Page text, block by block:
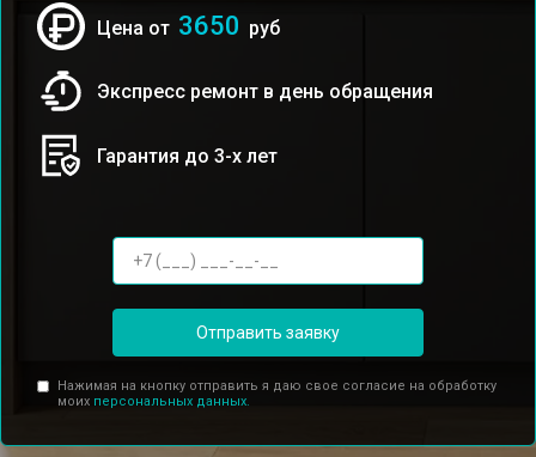
Цена от 3650 руб
Экспресс ремонт в день обращения
Гарантия до 3-х лет
Отправить заявку
Нажимая на кнопку отправить я даю свое согласие на обработку
моих персональных данных.